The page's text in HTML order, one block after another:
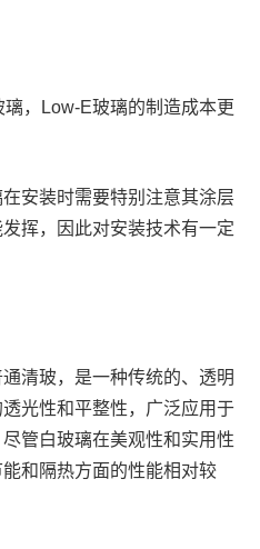
，Low-E玻璃的制造成本更
安装时需要特别注意其涂层
挥，因此对安装技术有一定
清玻，是一种传统的、透明
光性和平整性，广泛应用于
管白玻璃在美观性和实用性
和隔热方面的性能相对较